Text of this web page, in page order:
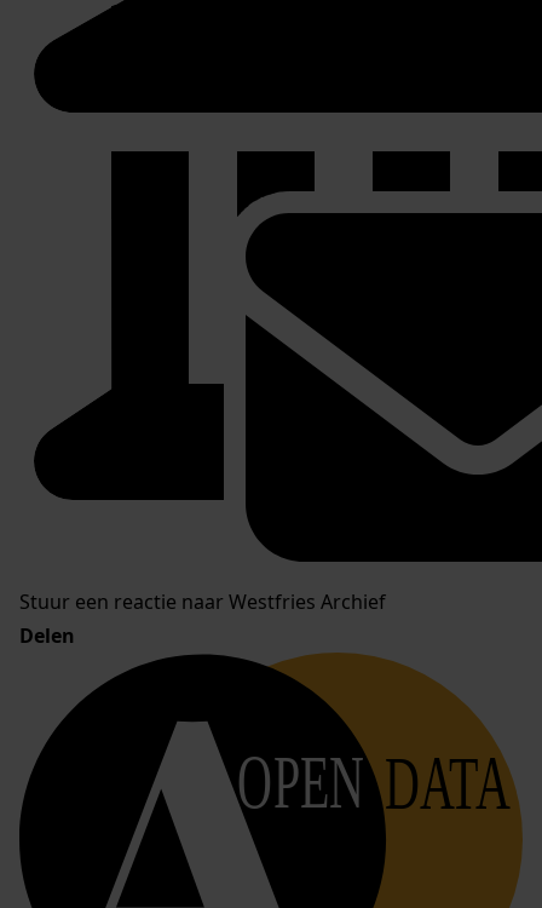
Stuur een reactie naar Westfries Archief
Delen
OPEN DATA